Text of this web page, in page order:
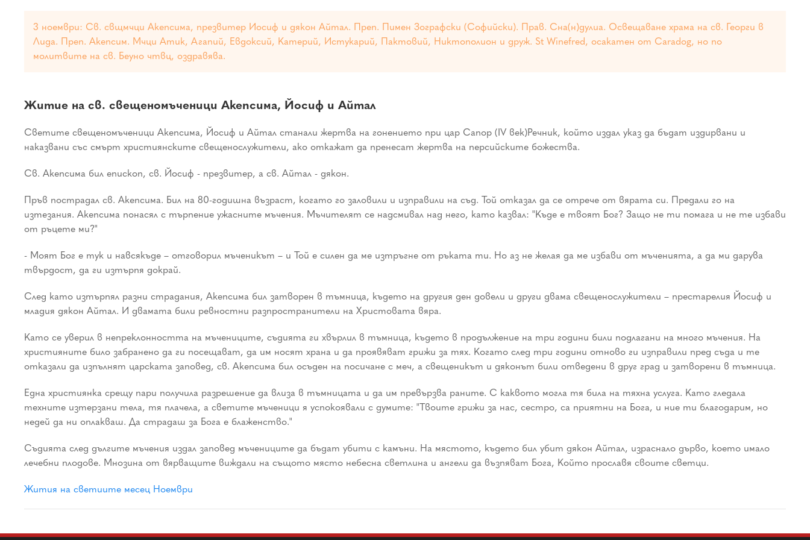
3 ноември: Св. свщмчци Акепсима, презвитер Иосиф и дякон Айтал. Преп. Пимен Зографски (Софийски). Прав. Сна(н)дулиа. Освещаване храма на св. Георги в
Лида. Преп. Акепсим. Мчци Атик, Агапий, Евдоксий, Катерий, Истукарий, Пактовий, Никтополион и друж. St Winefred, осакатен от Caradog, но по
молитвите на св. Беуно чтвц, оздравява.
Житие на св. свещеномъченици Акепсима, Йосиф и Айтал
Светите свещеномъченици Акепсима, Йосиф и Айтал станали жертва на гонението при цар Сапор (IV век)Речник, който издал указ да бъдат издирвани и
наказвани със смърт християнските свещенослужители, ако откажат да пренесат жертва на персийските божества.
Св. Акепсима бил епископ, св. Йосиф - презвитер, а св. Айтал - дякон.
Пръв пострадал св. Акепсима. Бил на 80-годишна възраст, когато го заловили и изправили на съд. Той отказал да се отрече от вярата си. Предали го на
изтезания. Акепсима понасял с търпение ужасните мъчения. Мъчителят се надсмивал над него, като казвал: "Къде е твоят Бог? Защо не ти помага и не те избави
от ръцете ми?"
- Моят Бог е тук и навсякъде – отговорил мъченикът – и Той е силен да ме изтръгне от ръката ти. Но аз не желая да ме избави от мъченията, а да ми дарува
твърдост, да ги изтърпя докрай.
След като изтърпял разни страдания, Акепсима бил затворен в тъмница, където на другия ден довели и други двама свещенослужители – престарелия Йосиф и
младия дякон Айтал. И двамата били ревностни разпространители на Христовата вяра.
Като се уверил в непреклонността на мъчениците, съдията ги хвърлил в тъмница, където в продължение на три години били подлагани на много мъчения. На
християните било забранено да ги посещават, да им носят храна и да проявяват грижи за тях. Когато след три години отново ги изправили пред съда и те
отказали да изпълнят царската заповед, св. Акепсима бил осъден на посичане с меч, а свещеникът и дяконът били отведени в друг град и затворени в тъмница.
Една християнка срещу пари получила разрешение да влиза в тъмницата и да им превързва раните. С каквото могла тя била на тяхна услуга. Като гледала
техните изтерзани тела, тя плачела, а светите мъченици я успокоявали с думите: "Твоите грижи за нас, сестро, са приятни на Бога, и ние ти благодарим, но
недей да ни оплакваш. Да страдаш за Бога е блаженство."
Съдията след дългите мъчения издал заповед мъчениците да бъдат убити с камъни. На мястото, където бил убит дякон Айтал, израснало дърво, което имало
лечебни плодове. Мнозина от вярващите виждали на същото място небесна светлина и ангели да възпяват Бога, Който прославя своите светци.
Жития на светиите месец Ноември